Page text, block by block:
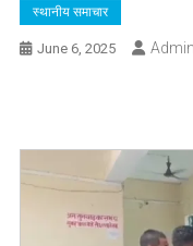
स्थानीय समाचार
June 6, 2025 Admin